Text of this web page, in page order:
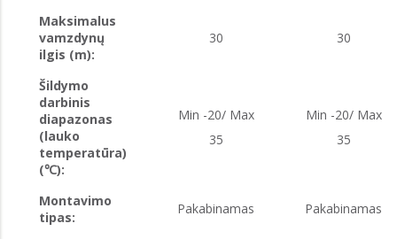
Maksimalus
vamzdynų
ilgis (m):
30 30
Šildymo
darbinis
diapazonas
(lauko
temperatūra)
(℃):
Min -20/ Max
35
Min -20/ Max
35
Montavimo
tipas:
Pakabinamas Pakabinamas